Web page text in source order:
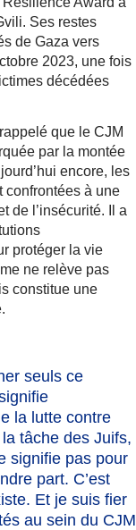
Ses restes
de Gaza vers
2023, une fois
décédées
que le CJM
par la montée
encore, les
confrontées à une
de l’insécurité. Il a
protéger la vie
ne relève pas
constitue une
seuls ce
la lutte contre
tâche des Juifs,
signifie pas pour
part. C’est
Et je suis fier
au sein du CJM